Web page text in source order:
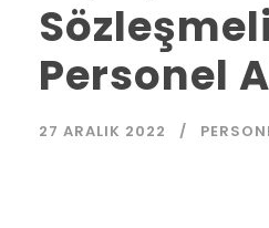
Personel
27 ARALIK 2022